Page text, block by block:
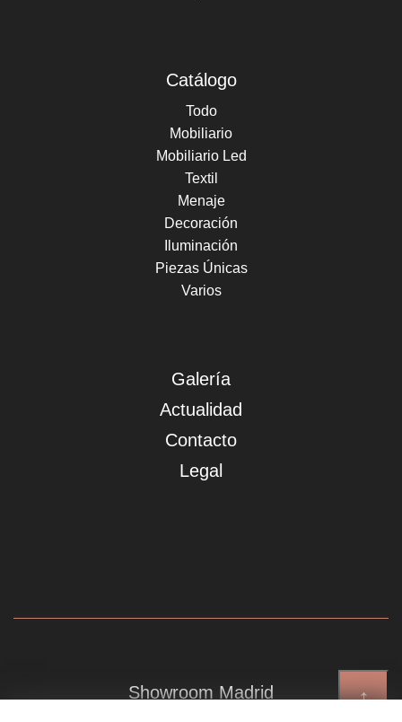
↑
Catálogo
Todo
Mobiliario
Mobiliario Led
Textil
Menaje
Decoración
Iluminación
Piezas Únicas
Varios
Galería
Actualidad
Contacto
Legal
Showroom Madrid